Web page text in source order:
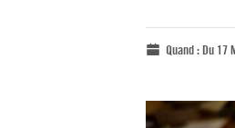
Quand :Du 17